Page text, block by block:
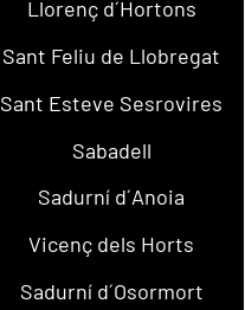
Llorenç d´Hortons
Sant Feliu de Llobregat
Sant Esteve Sesrovires
Sabadell
Sadurní d´Anoia
Vicenç dels Horts
Sadurní d´Osormort